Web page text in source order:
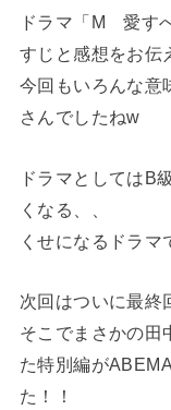
ドラマ「M 愛す
すじと感想をお伝
今回もいろんな意
さんでしたねw
ドラマとしてはB
くなる、、
くせになるドラマ
次回はついに最終
そこでまさかの田
た特別編が
た！！